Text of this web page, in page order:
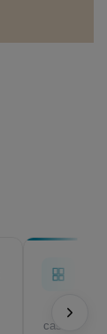
casualowe,